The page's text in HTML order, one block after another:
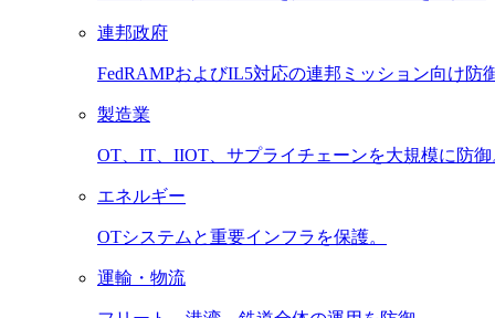
連邦政府
FedRAMPおよびIL5対応の連邦ミッション向け防御
製造業
OT、IT、IIOT、サプライチェーンを大規模に防御
エネルギー
OTシステムと重要インフラを保護。
運輸・物流